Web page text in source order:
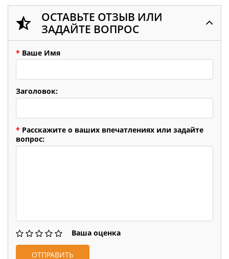
ОСТАВЬТЕ ОТЗЫВ ИЛИ
ЗАДАЙТЕ ВОПРОС
* Ваше Имя
Заголовок:
* Расскажите о ваших впечатлениях или задайте
вопрос:
Ваша оценка